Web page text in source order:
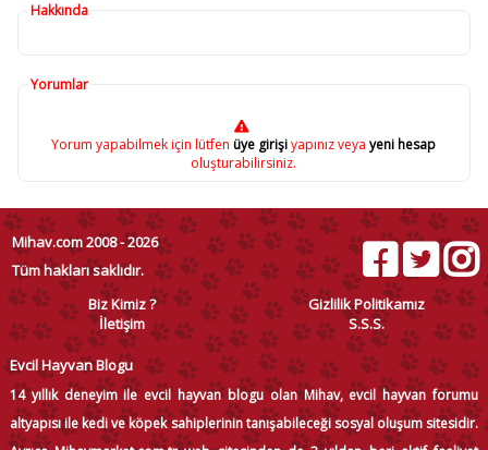
Hakkında
Yorumlar
Yorum yapabilmek için lütfen üye girişiyapınız veya yeni hesap
oluşturabilirsiniz.
Mihav.com 2008 - 2026
Tüm hakları saklıdır.
Biz Kimiz ?
Gizlilik Politikamız
İletişim
S.S.S.
Evcil Hayvan Blogu
14 yıllık deneyim ile evcil hayvan blogu olan Mihav, evcil hayvan forumu
altyapısı ile kedi ve köpek sahiplerinin tanışabileceği sosyal oluşum sitesidir.